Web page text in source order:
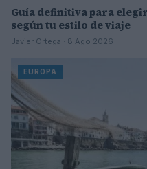
Guía definitiva para
según tu estilo de viaje
Javier Ortega · 8 Ago 2026
EUROPA